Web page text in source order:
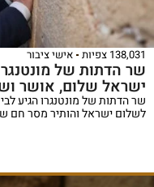
138,031 צפיות אישי ציבור
שר הדתות של
ישראל שלום, אושר
שר הדתות של מונטנגרו הגיע
לשלום ישראל והותיר מסר חם